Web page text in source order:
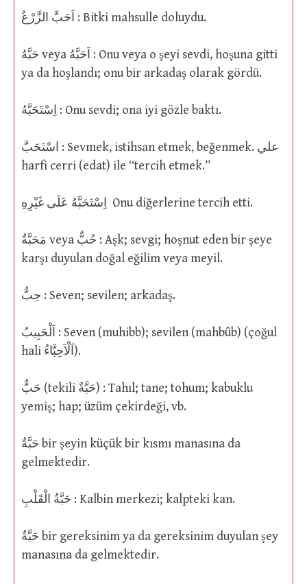
اَحَبَّ الزَّرْعُ : Bitki mahsulle doluydu.
حَبَّهُ veya اَحَبَّهُ : Onu veya o şeyi sevdi, hoşuna gitti
ya da hoşlandı; onu bir arkadaş olarak gördü.
اِسْتَحَبَّهُ : Onu sevdi; ona iyi gözle baktı.
اسْتَحَبَّ : Sevmek, istihsan etmek, beğenmek. علي
harfi cerri (edat) ile “tercih etmek.”
اِسْتَحَبَّهُ عَلَى غَيْرِهِ Onu diğerlerine tercih etti.
مَحَبَّةٌ veya حُبٌّ : Aşk; sevgi; hoşnut eden bir şeye
karşı duyulan doğal eğilim veya meyil.
حِبٌّ : Seven; sevilen; arkadaş.
اَلْحَبِيبُ : Seven (muhibb); sevilen (mahbûb) (çoğul
hali اَلْاَحِبَّاءُ).
حَبٌّ (tekili حَبَّةٌ) : Tahıl; tane; tohum; kabuklu
yemiş; hap; üzüm çekirdeği, vb.
حَبَّةٌ bir şeyin küçük bir kısmı manasına da
gelmektedir.
حَبَّةُ الْقَلْبِ : Kalbin merkezi; kalpteki kan.
حَبَّةٌ bir gereksinim ya da gereksinim duyulan şey
manasına da gelmektedir.